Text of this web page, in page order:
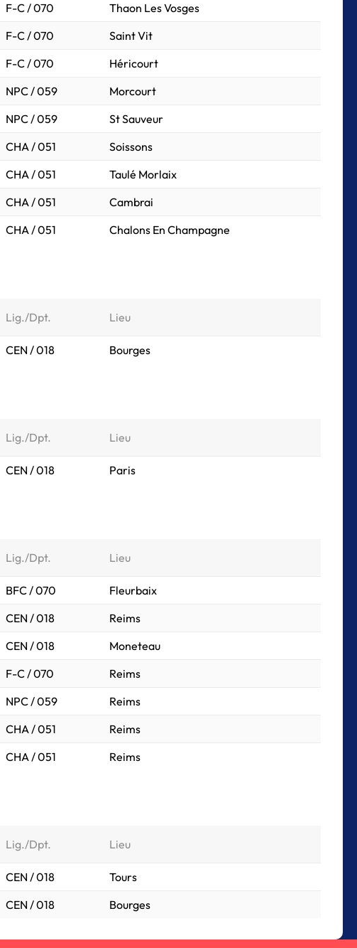
F-C / 070
Thaon Les Vosges
F-C / 070
Saint Vit
F-C / 070
Héricourt
NPC / 059
Morcourt
NPC / 059
St Sauveur
CHA / 051
Soissons
CHA / 051
Taulé Morlaix
CHA / 051
Cambrai
CHA / 051 Chalons En Champagne
Lig./Dpt. Lieu
CEN / 018 Bourges
Lig./Dpt. Lieu
CEN / 018 Paris
Lig./Dpt. Lieu
BFC / 070
Fleurbaix
CEN / 018
Reims
CEN / 018
Moneteau
F-C / 070
Reims
NPC / 059
Reims
CHA / 051
Reims
CHA / 051 Reims
Lig./Dpt. Lieu
CEN / 018
Tours
CEN / 018 Bourges